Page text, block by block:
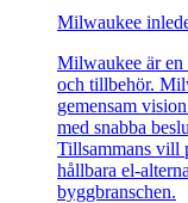
Milwaukee
Milwaukee är
och tillbehör.
gemensam
med snabba
Tillsammans vill
hållbara el-
byggbranschen.